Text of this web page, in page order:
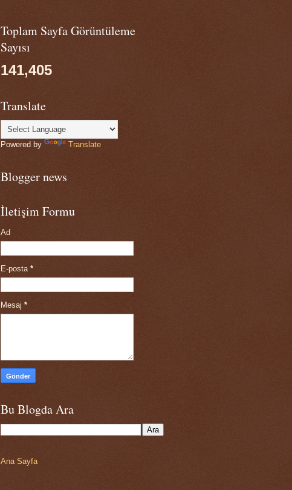
Toplam Sayfa Görüntüleme
Sayısı
141,405
Translate
Powered by Translate
Blogger news
İletişim Formu
Ad
E-posta *
Mesaj *
Bu Blogda Ara
Ana Sayfa